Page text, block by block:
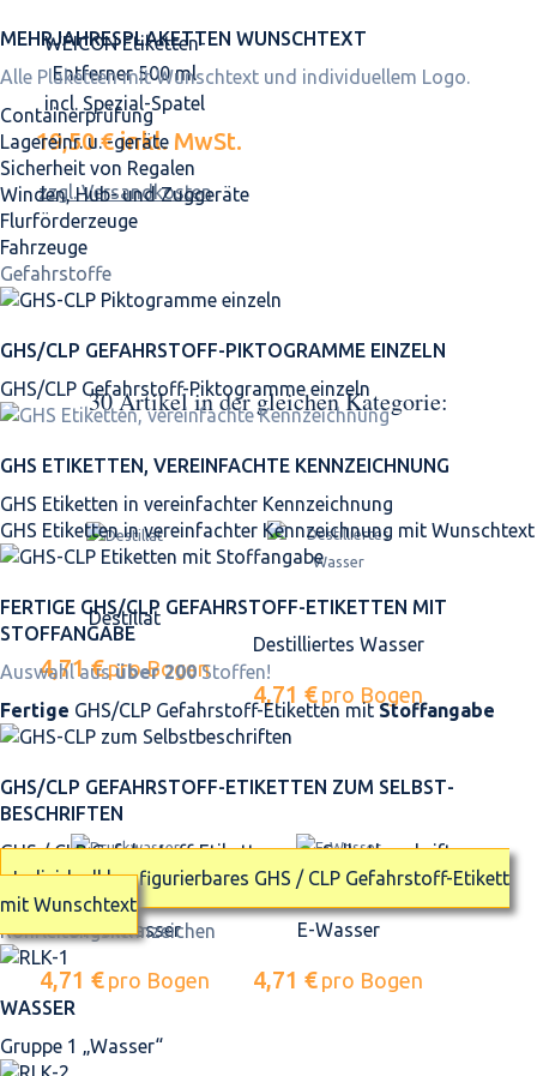
MEHRJAHRES­PLAKETTEN WUNSCHTEXT
Alle Plaketten mit Wunschtext und individuellem Logo.
Containerprüfung
Lagereinr. u. -geräte
Sicherheit von Regalen
Winden, Hub- und Zuggeräte
Flurförderzeuge
Fahrzeuge
Gefahrstoffe
GHS/CLP GEFAHRSTOFF-PIKTOGRAMME EINZELN
GHS/CLP Gefahrstoff-Piktogramme einzeln
GHS ETIKETTEN, VEREINFACHTE KENNZEICHNUNG
GHS Etiketten in vereinfachter Kennzeichnung
GHS Etiketten in vereinfachter Kennzeichnung mit Wunschtext
FERTIGE GHS/CLP GEFAHRSTOFF-ETIKETTEN MIT
STOFFANGABE
Auswahl ausüber 200Stoffen!
Fertige GHS/CLP Gefahrstoff-Etiketten mitStoffangabe
GHS/CLP GEFAHRSTOFF-ETIKETTEN ZUM SELBST­
BESCHRIFTEN
GHS / CLP Gefahrstoff-Etiketten zum Selbstbeschriften
Individuell konfigurierbares GHS / CLP Gefahrstoff-Etikett
mit Wunschtext
Rohrleitungskennzeichen
WASSER
Gruppe 1 „Wasser“
WEICON Etiketten-
Entferner 500 ml
incl. Spezial-Spatel
19,50 €inkl. MwSt.
zzgl. Versandkosten
30 Artikel in der gleichen Kategorie:
Destillat
4,71 €pro Bogen
Destilliertes Wasser
4,71 € pro Bogen
Druckwasser
4,71 € pro Bogen
E-Wasser
4,71 € pro Bogen